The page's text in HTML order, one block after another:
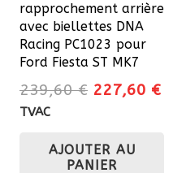
rapprochement arrière
avec biellettes DNA
Racing PC1023 pour
Ford Fiesta ST MK7
239,60€ Le
était :
227,60 €Le
TVAC
AJOUTER AU
PANIER